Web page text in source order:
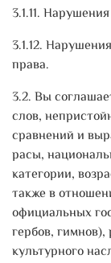
3.1.11.
3.1.12.
права.
3.2. Вы
слов,
сравнений и
расы,
категории,
также в
официальных
гербов,
культурного